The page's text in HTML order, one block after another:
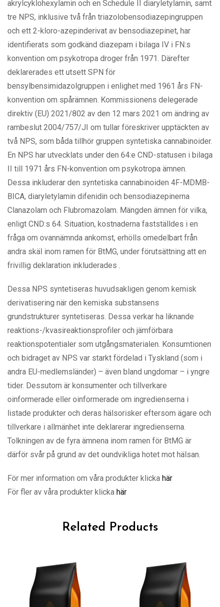
akrylcyklohexylamin och en Schedule II diaryletylamin, samt
tre NPS, inklusive två från triazolobensodiazepingruppen
och ett 2-kloro-azepinderivat av bensodiazepinet, har
identifierats som godkänd diazepam i bilaga IV i FN:s
konvention om psykotropa droger från 1971. Därefter
deklarerades ett utsett SPN för
bensylbensimidazolgruppen i enlighet med 1961 års FN-
konvention om spårämnen. Kommissionens delegerade
direktiv (EU) 2021/802 av den 12 mars 2021 om ändring av
rambeslut 2004/757/JI om tullar föreskriver upptäckten av
två NPS, som båda tillhör gruppen syntetiska cannabinoider.
En NPS har utvecklats under den 64:e CND-statusen i bilaga
II till 1971 års FN-konvention om psykotropa ämnen.
Dessa inkluderar den syntetiska cannabinoiden 4F-MDMB-
BICA, diaryletylamin difenidin och bensodiazepinerna
Clanazolam och Flubromazolam. Mängden ämnen för vilka,
enligt CND:s 64. Situation, kostnaderna fastställdes i en
fråga om ovannämnda ankomst, erhölls omedelbart från
andra skäl inom ramen för BtMG, under förutsättning att en
frivillig deklaration inkluderades .
Dessa NPS syntetiseras huvudsakligen genom kemisk
derivatisering när den kemiska substansens
grundstrukturer syntetiseras. Dessa verkar ha liknande
reaktions-/kvasireaktionsprofiler och jämförbara
reaktionspotentialer som utgångsmaterialen. Konsumtionen
och bidraget av NPS var starkt fördelad i Tyskland (som i
andra EU-medlemsländer) – även bland ungdomar – i yngre
tider. Dessutom är konsumenter och tillverkare
oinformerade eller oinformerade om ingredienserna i
listade produkter och deras hälsorisker eftersom ägare och
tillverkare i allmänhet inte deklarerar ingredienserna.
Tolkningen av de fyra ämnena inom ramen för BtMG är
därför svår på grund av det oundvikliga hotet mot hälsan.
För mer information om våra produkter klicka här
För fler av våra produkter klicka här
Related Products